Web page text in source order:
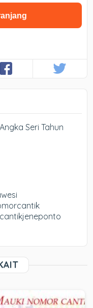
Seri Tahun